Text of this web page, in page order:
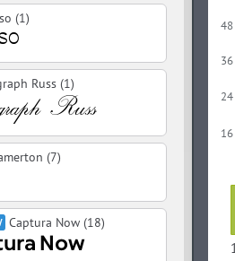
(1)
Russ (1)
(7)
Captura Now (18)